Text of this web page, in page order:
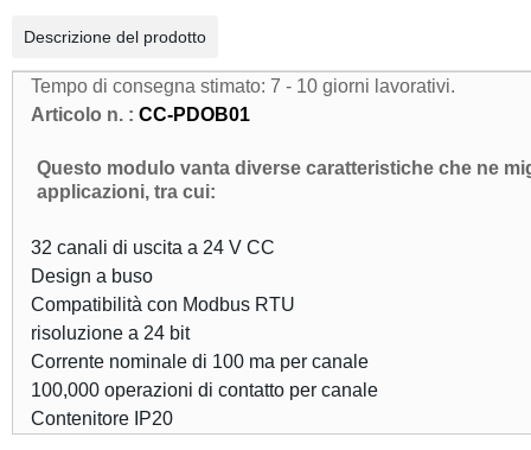
Descrizione del prodotto
Tempo di consegna stimato: 7 - 10 giorni lavorativi.
Articolo n. : CC-PDOB01
Questo modulo vanta diverse caratteristiche che ne
applicazioni, tra cui:
32 canali di uscita a 24 V CC
Design a buso
Compatibilità con Modbus RTU
risoluzione a 24 bit
Corrente nominale di 100 ma per canale
100,000 operazioni di contatto per canale
Contenitore IP20